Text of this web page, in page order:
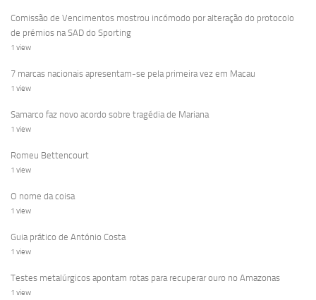
Comissão de Vencimentos mostrou incómodo por alteração do protocolo
de prémios na SAD do Sporting
1 view
7 marcas nacionais apresentam-se pela primeira vez em Macau
1 view
Samarco faz novo acordo sobre tragédia de Mariana
1 view
Romeu Bettencourt
1 view
O nome da coisa
1 view
Guia prático de António Costa
1 view
Testes metalúrgicos apontam rotas para recuperar ouro no Amazonas
1 view